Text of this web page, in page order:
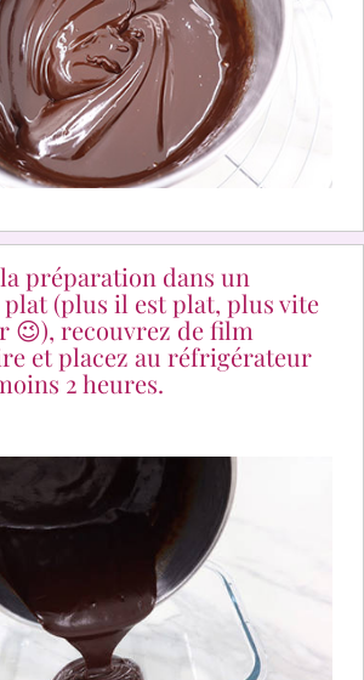
la préparation dans un
(plus il est plat, plus vite
😉), recouvrez de film
et placez au réfrigérateur
2 heures.